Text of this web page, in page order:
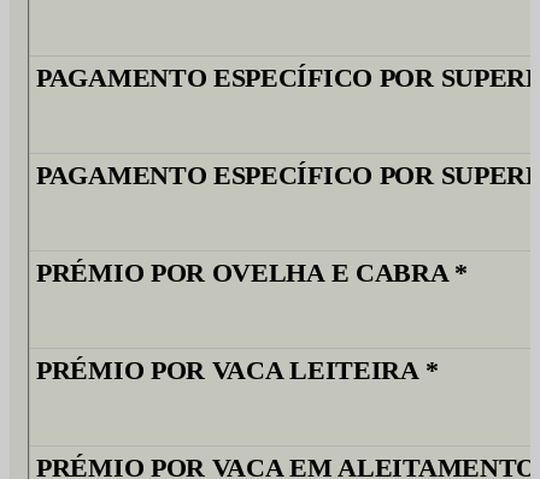
PAGAMENTO ESPECÍFICO POR
PAGAMENTO ESPECÍFICO POR
PRÉMIO POR OVELHA E CABRA *
PRÉMIO POR VACA LEITEIRA *
PRÉMIO POR VACA EM